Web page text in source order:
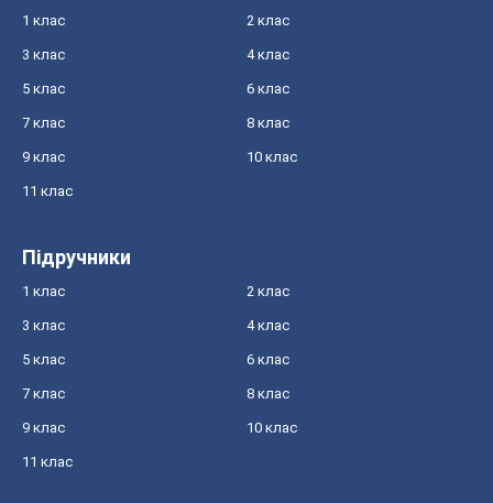
1 клас 2 клас
3 клас 4 клас
5 клас 6 клас
7 клас 8 клас
9 клас 10 клас
11 клас
Підручники
1 клас 2 клас
3 клас 4 клас
5 клас 6 клас
7 клас 8 клас
9 клас 10 клас
11 клас